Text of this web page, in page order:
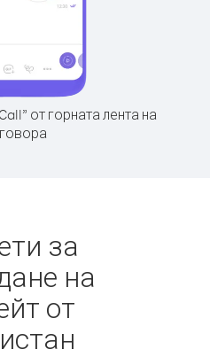
от горната лента на
за
на
от